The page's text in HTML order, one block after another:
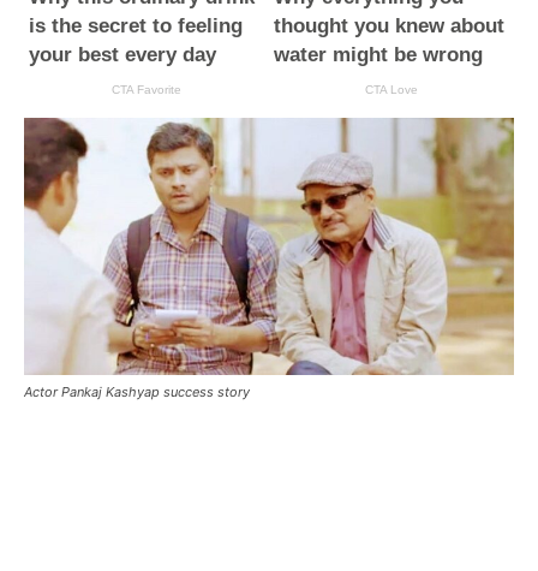
Actor Pankaj Kashyap success story